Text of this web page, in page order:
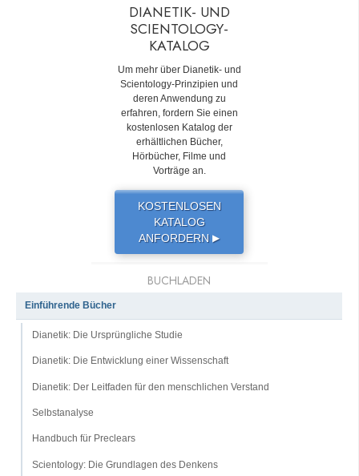
DIANETIK- UND
SCIENTOLOGY-
KATALOG
Um mehr über Dianetik- und
Scientology-Prinzipien und
deren Anwendung zu
erfahren, fordern Sie einen
kostenlosen Katalog der
erhältlichen Bücher,
Hörbücher, Filme und
Vorträge an.
KOSTENLOSEN
KATALOG
ANFORDERN ▶
BUCHLADEN
Einführende Bücher
Dianetik: Die Ursprüngliche Studie
Dianetik: Die Entwicklung einer Wissenschaft
Dianetik: Der Leitfaden für den menschlichen Verstand
Selbstanalyse
Handbuch für Preclears
Scientology: Die Grundlagen des Denkens